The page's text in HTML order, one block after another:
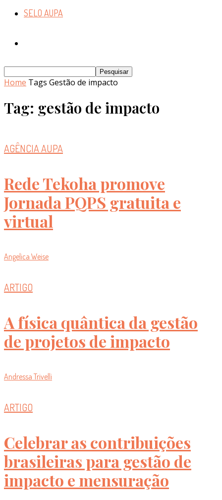
SELO AUPA
Home Tags Gestão de impacto
Tag: gestão de impacto
AGÊNCIA AUPA
Rede Tekoha promove
Jornada PQPS gratuita e
virtual
Angelica Weise
ARTIGO
A física quântica da gestão
de projetos de impacto
Andressa Trivelli
ARTIGO
Celebrar as contribuições
brasileiras para gestão de
impacto e mensuração